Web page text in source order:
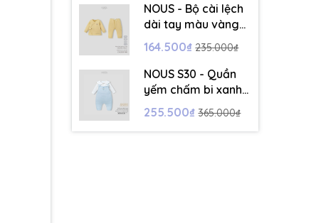
NOUS - Bộ cài lệch
dài tay màu vàng
thêu trang trí - 12-
18M - SS26.T5C
164.500₫ 235.000₫
NOUS S30 - Quần
yếm chấm bi xanh
kèm áo dài tay
màu trắng - 9-12M
- SS26.T5C
255.500₫ 365.000₫